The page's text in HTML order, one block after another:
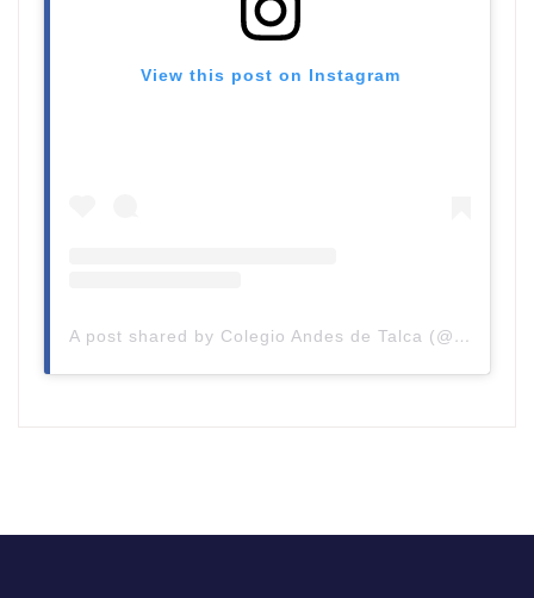
View this post on Instagram
A post shared by Colegio Andes de Talca (@colegioandestalca)